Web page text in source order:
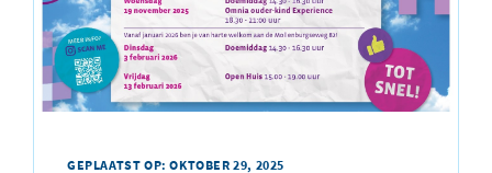
GEPLAATST OP: OKTOBER 29, 2025